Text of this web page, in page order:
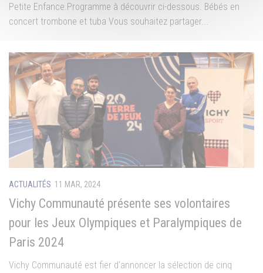
Petite Enfance.Programme à découvrir ci-dessous. Bébés en
concert trombone et tuba Vous souhaitez partager...
ACTUALITÉS 11 MAR, 2024
Vichy Communauté présente ses volontaires
pour les Jeux Olympiques et Paralympiques de
Paris 2024
Vichy Communauté est fier d’annoncer la sélection de cinq